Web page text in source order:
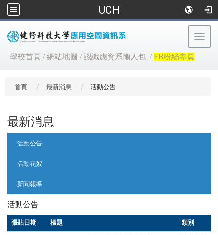
UCH
學校首頁 /網站地圖 /認識應資系懶人包 /FB粉絲專頁
首頁 最新消息 活動公告
最新消息
活動公告
活動花絮
新聞報導
活動公告
張貼日期 標題 類別